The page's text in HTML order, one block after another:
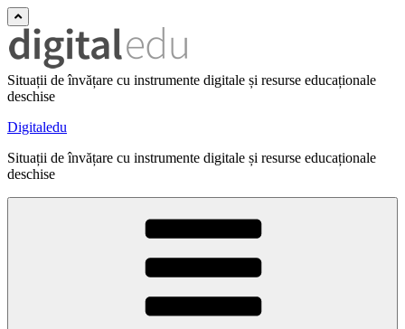
Situații de învățare cu instrumente digitale și resurse educaționale
deschise
Digitaledu
Situații de învățare cu instrumente digitale și resurse educaționale
deschise